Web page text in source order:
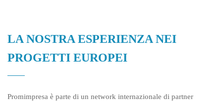
LA NOSTRA ESPERIENZA NEI
PROGETTI EUROPEI
Promimpresa è parte di un network internazionale di partner